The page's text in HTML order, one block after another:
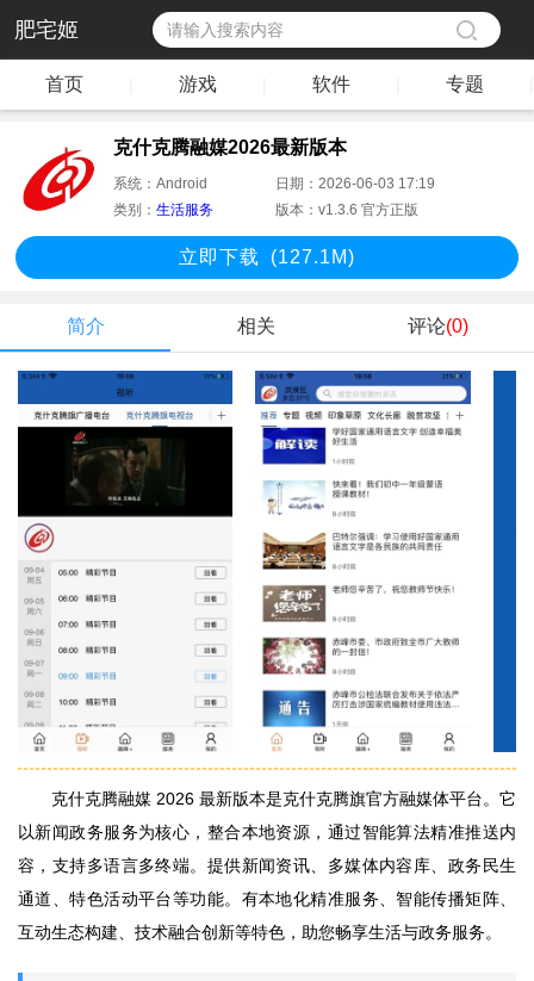
肥宅姬
首页 游戏 软件 专题
克什克腾融媒2026最新版本
系统：Android 日期：2026-06-03 17:19
类别：生活服务 版本：v1.3.6 官方正版
立即下载 (127.1M)
简介 相关 评论(0)
克什克腾融媒 2026 最新版本是克什克腾旗官方融媒体平台。它
以新闻政务服务为核心，整合本地资源，通过智能算法精准推送内
容，支持多语言多终端。提供新闻资讯、多媒体内容库、政务民生
通道、特色活动平台等功能。有本地化精准服务、智能传播矩阵、
互动生态构建、技术融合创新等特色，助您畅享生活与政务服务。